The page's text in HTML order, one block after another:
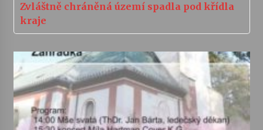
Zvláštně chráněná území spadla pod křídla
kraje